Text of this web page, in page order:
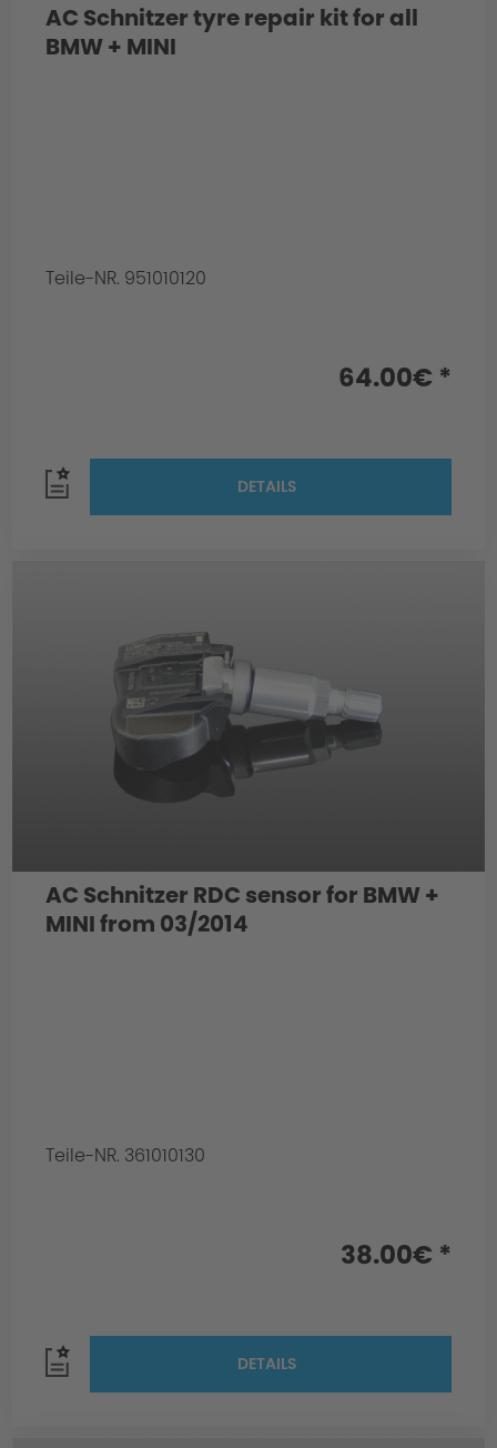
AC Schnitzer tyre repair kit for all
BMW + MINI
Teile-NR. 951010120
64.00€ *
DETAILS
AC Schnitzer RDC sensor for BMW +
MINI from 03/2014
Teile-NR. 361010130
38.00€ *
DETAILS